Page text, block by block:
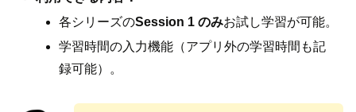
各シリーズのSession 1 のみお試し学習が可能。
学習時間の入力機能（アプリ外の学習時間も記
録可能）。